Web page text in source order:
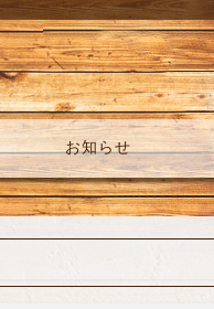
お知らせ